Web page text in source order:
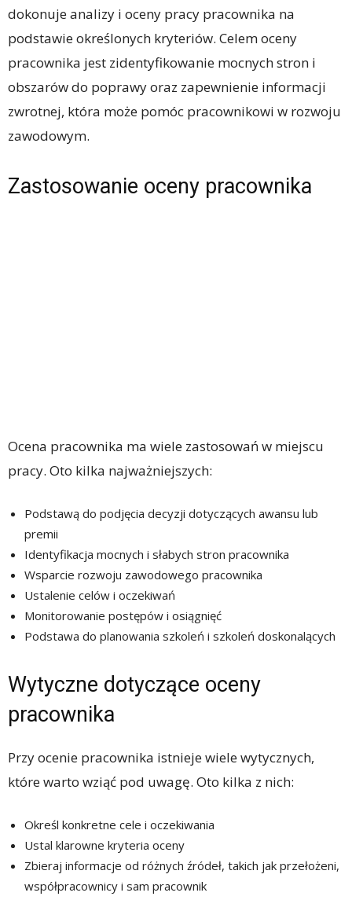
dokonuje analizy i oceny pracy pracownika na
podstawie określonych kryteriów. Celem oceny
pracownika jest zidentyfikowanie mocnych stron i
obszarów do poprawy oraz zapewnienie informacji
zwrotnej, która może pomóc pracownikowi w rozwoju
zawodowym.
Zastosowanie oceny pracownika
Ocena pracownika ma wiele zastosowań w miejscu
pracy. Oto kilka najważniejszych:
Podstawą do podjęcia decyzji dotyczących awansu lub
premii
Identyfikacja mocnych i słabych stron pracownika
Wsparcie rozwoju zawodowego pracownika
Ustalenie celów i oczekiwań
Monitorowanie postępów i osiągnięć
Podstawa do planowania szkoleń i szkoleń doskonalących
Wytyczne dotyczące oceny
pracownika
Przy ocenie pracownika istnieje wiele wytycznych,
które warto wziąć pod uwagę. Oto kilka z nich:
Określ konkretne cele i oczekiwania
Ustal klarowne kryteria oceny
Zbieraj informacje od różnych źródeł, takich jak przełożeni,
współpracownicy i sam pracownik